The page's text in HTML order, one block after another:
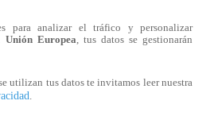
a La Guarén por
se vivió en “Tierra Brava”
para analizar el tráfico y personalizar
Unión Europea , tus datos se gestionarán
utilizan tus datos te invitamos leer nuestra